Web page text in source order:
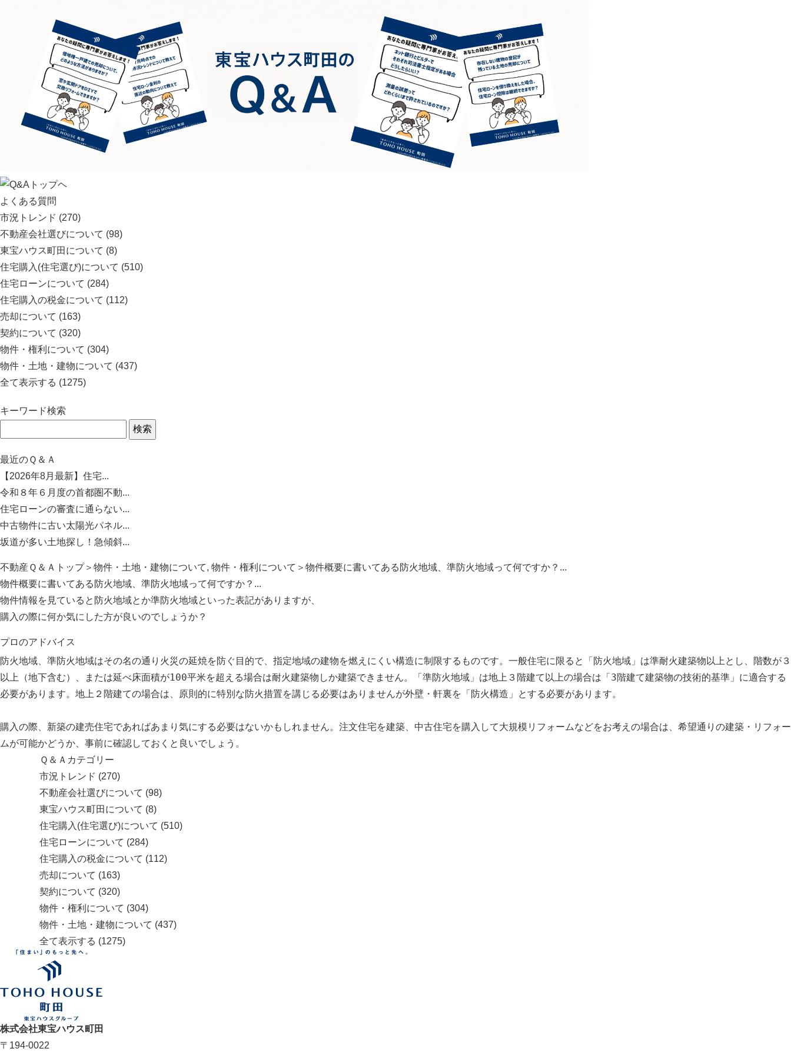
よくある質問
市況トレンド (270)
不動産会社選びについて (98)
東宝ハウス町田について (8)
住宅購入(住宅選び)について (510)
住宅ローンについて (284)
住宅購入の税金について (112)
売却について (163)
契約について (320)
物件・権利について (304)
物件・土地・建物について (437)
全て表示する (1275)
キーワード検索
最近のＱ＆Ａ
【2026年8月最新】住宅...
令和８年６月度の首都圏不動...
住宅ローンの審査に通らない...
中古物件に古い太陽光パネル...
坂道が多い土地探し！急傾斜...
不動産Ｑ＆Ａトップ＞ 物件・土地・建物について, 物件・権利について ＞物件概要に書いてある防火地域、準防火地域って何ですか？...
物件概要に書いてある防火地域、準防火地域って何ですか？...
物件情報を見ていると防火地域とか準防火地域といった表記がありますが、
購入の際に何か気にした方が良いのでしょうか？
プロのアドバイス
防火地域、準防火地域はその名の通り火災の延焼を防ぐ目的で、指定地域の建物を燃えにくい構造に制限するものです。一般住宅に限ると「防火地域」は準耐火建築物以上とし、階数が３
以上（地下含む）、または延べ床面積が100平米を超える場合は耐火建築物しか建築できません。「準防火地域」は地上３階建て以上の場合は「3階建て建築物の技術的基準」に適合する
必要があります。地上２階建ての場合は、原則的に特別な防火措置を講じる必要はありませんが外壁・軒裏を「防火構造」とする必要があります。
購入の際、新築の建売住宅であればあまり気にする必要はないかもしれません。注文住宅を建築、中古住宅を購入して大規模リフォームなどをお考えの場合は、希望通りの建築・リフォー
ムが可能かどうか、事前に確認しておくと良いでしょう。
Ｑ＆Ａカテゴリー
市況トレンド (270)
不動産会社選びについて (98)
東宝ハウス町田について (8)
住宅購入(住宅選び)について (510)
住宅ローンについて (284)
住宅購入の税金について (112)
売却について (163)
契約について (320)
物件・権利について (304)
物件・土地・建物について (437)
全て表示する (1275)
株式会社東宝ハウス町田
〒194-0022